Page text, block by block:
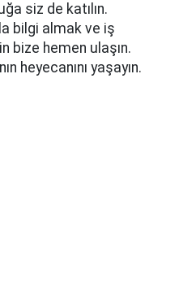
siz de katılın.
bilgi almak ve iş
bize hemen ulaşın.
heyecanını yaşayın.